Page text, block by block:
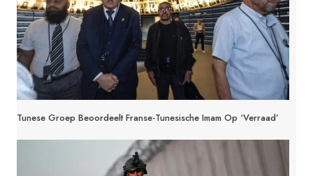
Tunese Groep Beoordeelt Franse-Tunesische Imam Op ‘verraad’